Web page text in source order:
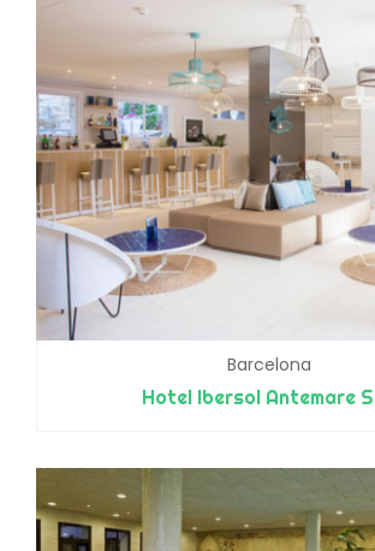
Barcelona
Hotel Ibersol Antemare